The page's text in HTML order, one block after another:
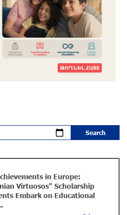
9 months ago
of the “Born in Artsakh” Program
of Artsakh to Moscow
9 months ago
in the USA
and First U.S. Concert of the Music
Young Musicians
10 months ago
Next Generation of Armenian
in Europe:
Virtuosos" Scholarship
Embark on Educational